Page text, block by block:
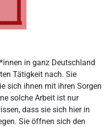
in ganz Deutschland
Tätigkeit nach. Sie
sich ihnen mit ihren Sorgen
solche Arbeit ist nur
dass sie sich hier in
Sie öffnen sich den